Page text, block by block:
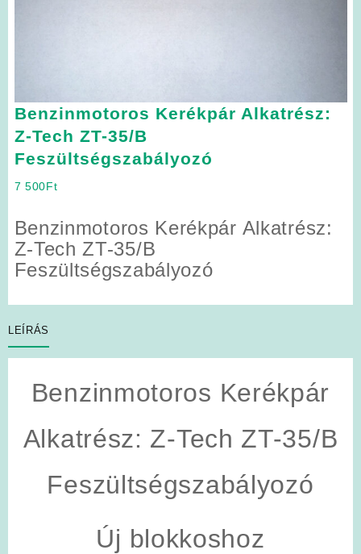
Benzinmotoros Kerékpár Alkatrész:
Z-Tech ZT-35/B
Feszültségszabályozó
7 500Ft
Benzinmotoros Kerékpár Alkatrész:
Z-Tech ZT-35/B
Feszültségszabályozó
LEÍRÁS
Benzinmotoros Kerékpár
Alkatrész: Z-Tech ZT-35/B
Feszültségszabályozó
Új blokkoshoz